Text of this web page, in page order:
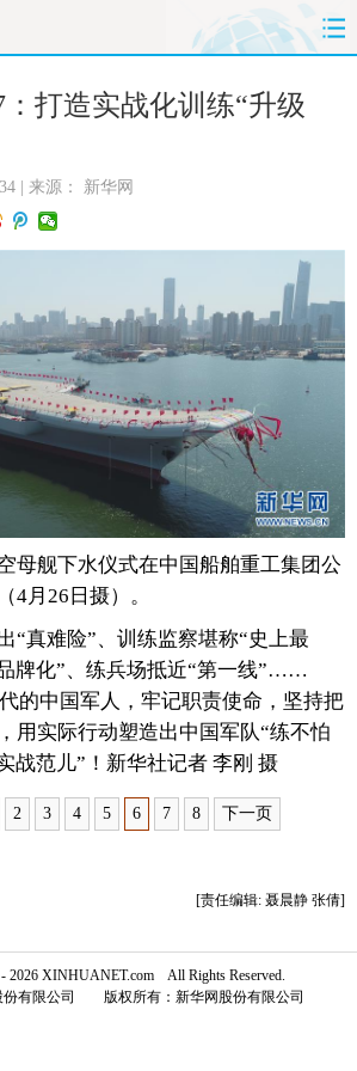
时政 国际 财经
思客
汽车
能源 房产 公司
视频 彩票 食品
信息化
无人机
摄影 新华广播
新华电视英文 返回PC
打造实战化训练“升级
| 来源： 新华网
舰下水仪式在中国船舶重工集团公
4月26日摄）。
难险”、训练监察堪称“史上最
牌化”、练兵场抵近“第一线”……
的中国军人，牢记职责使命，坚持把
用实际行动塑造出中国军队“练不怕
战范儿”！新华社记者 李刚 摄
2 3 4 5 6 7 8 下一页
[责任编辑: 聂晨静 张倩]
2026 XINHUANET.com All Rights Reserved.
份有限公司 版权所有：新华网股份有限公司